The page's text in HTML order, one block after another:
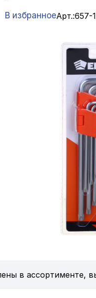
В избранноеАрт.:657-
в ассортименте,